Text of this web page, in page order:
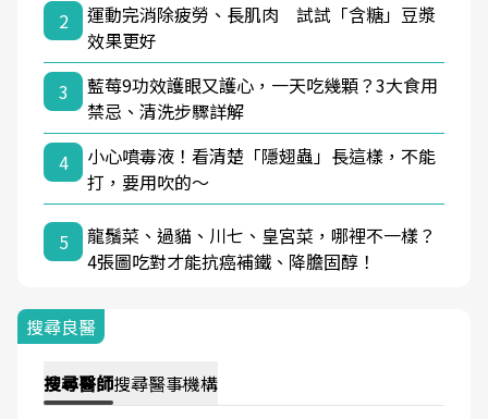
2
運動完消除疲勞、長肌肉 試試「含糖」豆漿
效果更好
3
藍莓9功效護眼又護心，一天吃幾顆？3大食用
禁忌、清洗步驟詳解
4
小心噴毒液！看清楚「隱翅蟲」長這樣，不能
打，要用吹的～
5
龍鬚菜、過貓、川七、皇宮菜，哪裡不一樣？
4張圖吃對才能抗癌補鐵、降膽固醇！
搜尋良醫
搜尋醫師搜尋醫事機構